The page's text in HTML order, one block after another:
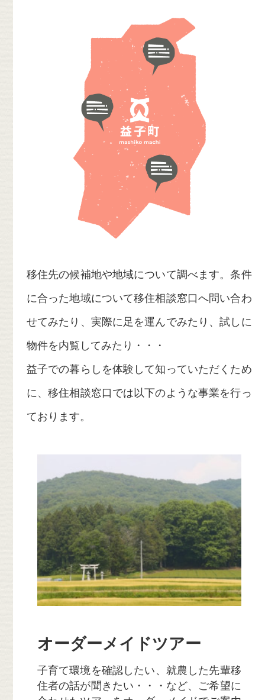
移住先の候補地や地域について調べます。条件
に合った地域について移住相談窓口へ問い合わ
せてみたり、実際に足を運んでみたり、試しに
物件を内覧してみたり・・・
益子での暮らしを体験して知っていただくため
に、移住相談窓口では以下のような事業を行っ
ております。
オーダーメイドツアー
子育て環境を確認したい、就農した先輩移
住者の話が聞きたい・・・など、ご希望に